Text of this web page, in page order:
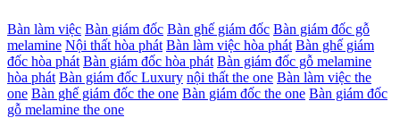
Bàn làm việc Bàn giám đốc Bàn ghế giám đốc Bàn giám đốc gỗ
melamine Nội thất hòa phát Bàn làm việc hòa phát Bàn ghế giám
đốc hòa phát Bàn giám đốc hòa phát Bàn giám đốc gỗ melamine
hòa phát Bàn giám đốc Luxury nội thất the one Bàn làm việc the
one Bàn ghế giám đốc the one Bàn giám đốc the one Bàn giám đốc
gỗ melamine the one